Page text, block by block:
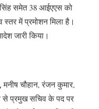
सिंह समेत 38 आईएएस को
स्तर में प्रमोशन मिला है।
जारी किया।
चौहान, रंजन कुमार,
से प्रमुख सचिव के पद पर